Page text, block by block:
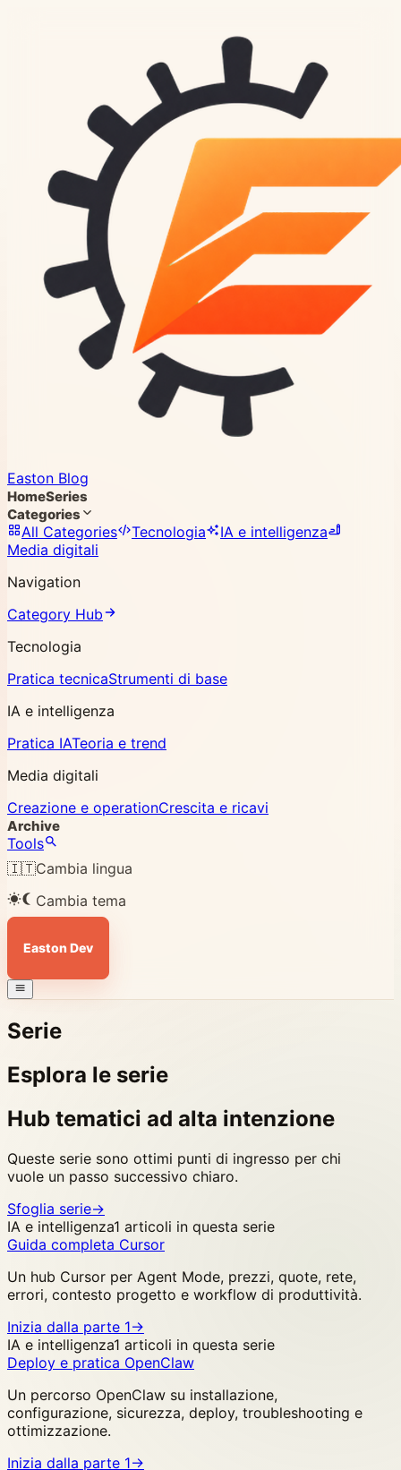
Easton Blog
HomeSeries
Categories
All Categories Tecnologia
IA e intelligenza
Media digitali
Navigation
Category Hub
Tecnologia
Pratica tecnicaStrumenti di base
IA e intelligenza
Pratica IATeoria e trend
Media digitali
Creazione e operationCrescita e ricavi
Archive
Tools
🇮🇹Cambia lingua
Cambia tema
Easton Dev
Serie
Esplora le serie
Hub tematici ad alta intenzione
Queste serie sono ottimi punti di ingresso per chi
vuole un passo successivo chiaro.
Sfoglia serie->
IA e intelligenza1 articoli in questa serie
Guida completa Cursor
Un hub Cursor per Agent Mode, prezzi, quote, rete,
errori, contesto progetto e workflow di produttività.
Inizia dalla parte 1->
IA e intelligenza1 articoli in questa serie
Deploy e pratica OpenClaw
Un percorso OpenClaw su installazione,
configurazione, sicurezza, deploy, troubleshooting e
ottimizzazione.
Inizia dalla parte 1->